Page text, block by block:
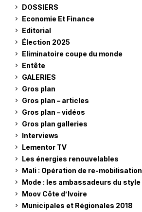
DOSSIERS
Economie Et Finance
Editorial
Élection 2025
Eliminatoire coupe du monde
Entête
GALERIES
Gros plan
Gros plan – articles
Gros plan – vidéos
Gros plan galleries
Interviews
Lementor TV
Les énergies renouvelables
Mali : Opération de re-mobilisation
Mode : les ambassadeurs du style
Moov Côte d’Ivoire
Municipales et Régionales 2018